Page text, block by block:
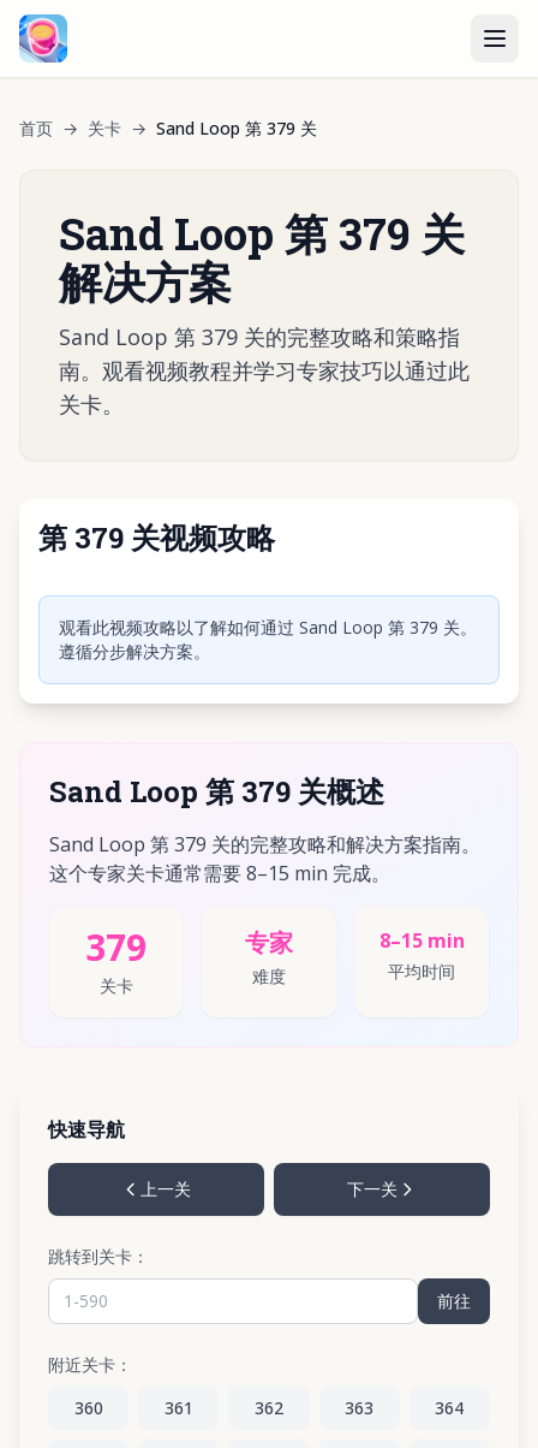
首页 → 关卡 → Sand Loop 第 379 关
Sand Loop 第 379 关
解决方案
Sand Loop 第 379 关的完整攻略和策略指
南。观看视频教程并学习专家技巧以通过此
关卡。
第 379 关视频攻略
点击播放视频
观看此视频攻略以了解如何通过 Sand Loop 第 379 关。
遵循分步解决方案。
Sand Loop 第 379 关概述
Sand Loop 第 379 关的完整攻略和解决方案指南。
这个专家关卡通常需要 8–15 min 完成。
379
关卡
专家
难度
8–15 min
平均时间
快速导航
上一关 下一关
跳转到关卡：
前往
附近关卡：
360
361 362 363 364